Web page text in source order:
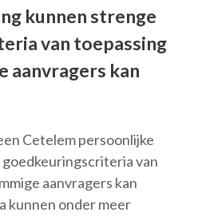
kunnen strenge
van toepassing
aanvragers kan
Cetelem persoonlijke
van
aanvragers kan
kunnen onder meer